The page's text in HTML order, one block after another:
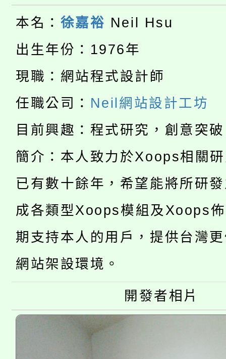
生本土語及新住民語歌
公告本校115學年度第
代理(課)教師甄選結果(
公告本校115學年度第
轉知中國文化大學推廣
《TA101》溝通分析基
心理、諮商輔導、社會
系所師生報名參加。
淨零綠生活教案入校路
會
115年食農教育專業人
程
學期銜接期間理賠案件
學籍身 分審查程序及
版
淨零綠領人才培育課程
公告本校115學年度第
代理(課)教師甄選結果(
「2026金融保險知識
車」活動
桃園市115學年度學生
生本土語及新住民語歌
公告本校115學年度第
代理(課)教師甄選結果
公告本校115學年度第
代理(課)教師甄選結果(
轉知中國文化大學推廣
《TA101》溝通分析基
本名： 徐嘉裕 Neil Hsu
出生年份：1976年
現職：網站程式設計師
任職公司： Neil網站設計工坊
目前興趣：程式研究，創意突
簡介：本人致力於Xoops相關
已有數十餘年，希望能將所研
成各類型Xoops模組及Xoops
期支持本人的用戶，提供台灣
網站架設環境。
開發者相片